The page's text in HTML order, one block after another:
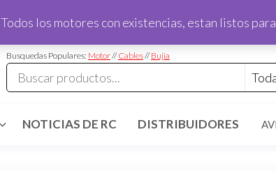
inmediata!!
Busquedas Populares: Motor//Cables//Bujia
NOTICIAS DE RC DISTRIBUIDORES
Todos los motores con existencias, estan listos